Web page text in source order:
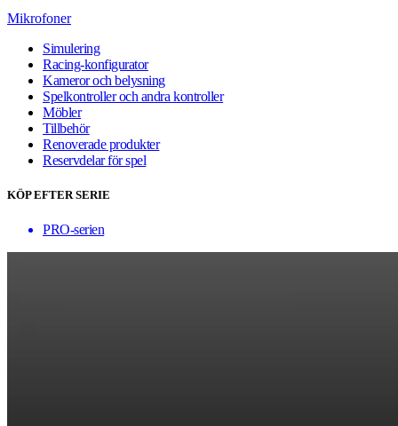
Mikrofoner
Simulering
Racing-konfigurator
Kameror och belysning
Spelkontroller och andra kontroller
Möbler
Tillbehör
Renoverade produkter
Reservdelar för spel
KÖP EFTER SERIE
PRO-serien